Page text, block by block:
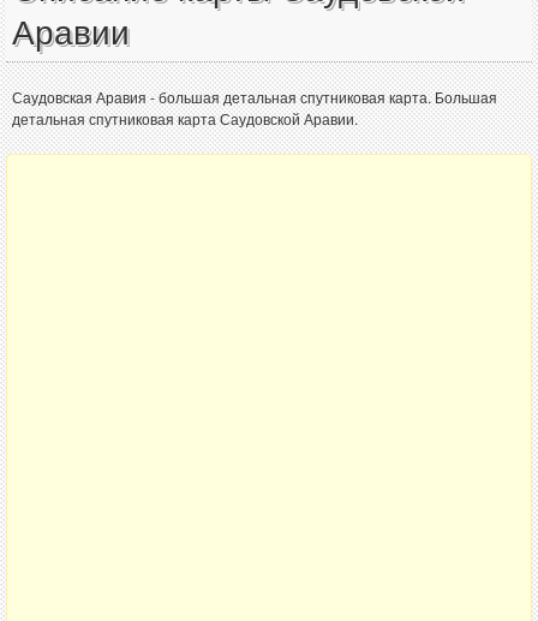
Аравии
Саудовская Аравия - большая детальная спутниковая карта. Большая
детальная спутниковая карта Саудовской Аравии.